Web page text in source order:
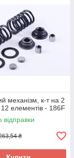
механізм, к-т на 2
елементів - 186F
відправки
₴